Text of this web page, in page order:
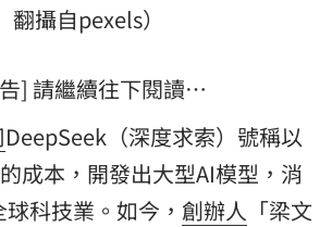
翻攝自pexels）
] 請繼續往下閱讀…
DeepSeek（深度求索）號稱以
成本，開發出大型AI模型，消
科技業。如今， 創辦人 「梁文